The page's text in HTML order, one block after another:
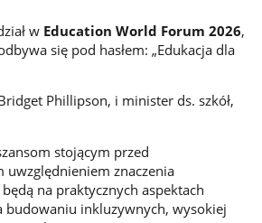
w Education World Forum 2026,
się pod hasłem: „Edukacja dla
Phillipson, i minister ds. szkół,
stojącym przed
uwzględnieniem znaczenia
na praktycznych aspektach
budowaniu inkluzywnych, wysokiej